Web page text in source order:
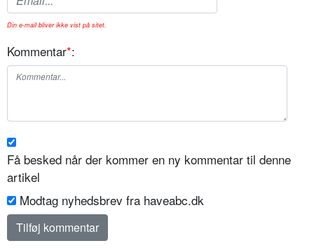
Din e-mail bliver ikke vist på sitet.
Kommentar*:
Få besked når der kommer en ny kommentar til denne
artikel
Modtag nyhedsbrev fra haveabc.dk